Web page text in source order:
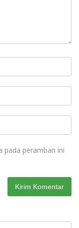
pada peramban ini